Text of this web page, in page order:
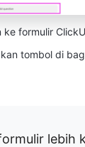
formulir
tombol di
lebih